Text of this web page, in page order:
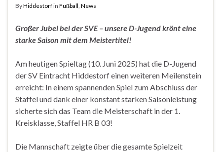
ByHiddestorfin Fußball, News
Großer Jubel bei der SVE – unsere D-Jugend krönt eine
starke Saison mit dem Meistertitel!
Am heutigen Spieltag (10. Juni 2025) hat die D-Jugend
der SV Eintracht Hiddestorf einen weiteren Meilenstein
erreicht: In einem spannenden Spiel zum Abschluss der
Staffel und dank einer konstant starken Saisonleistung
sicherte sich das Team die Meisterschaft in der 1.
Kreisklasse, Staffel HR B 03!
Die Mannschaft zeigte über die gesamte Spielzeit